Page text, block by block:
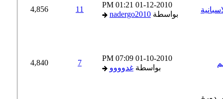
01-12-2010
01:21 PM
بواسطةnadergo2010
11
4,856
01-10-2010
07:09 PM
بواسطةغدوووو
4,840